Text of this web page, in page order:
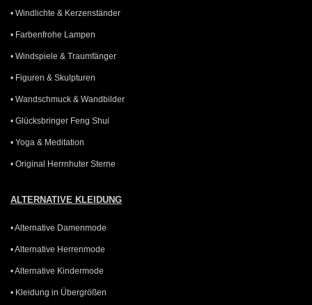
• Windlichte & Kerzenständer
• Farbenfrohe Lampen
• Windspiele & Traumfänger
• Figuren & Skulpturen
• Wandschmuck & Wandbilder
• Glücksbringer Feng Shui
• Yoga & Meditation
• Original Herrnhuter Sterne
ALTERNATIVE KLEIDUNG
• Alternative Damenmode
• Alternative Herrenmode
• Alternative Kindermode
• Kleidung in Übergrößen